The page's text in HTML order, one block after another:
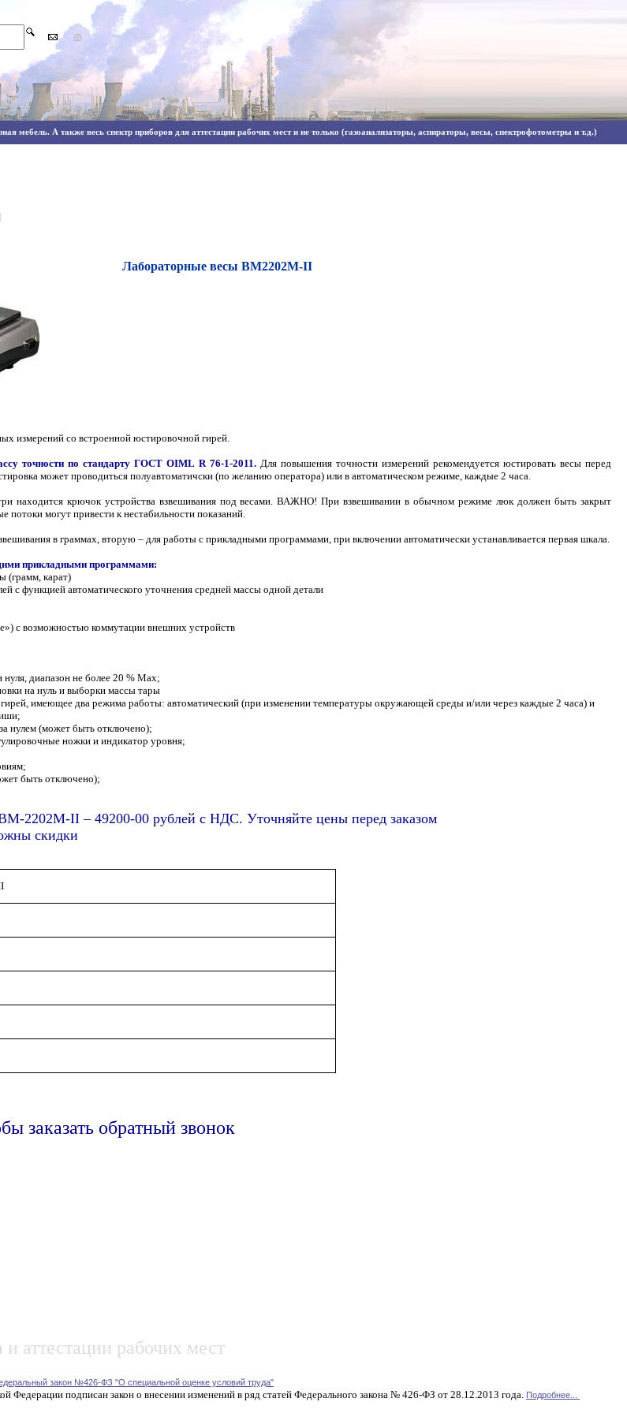
мебель. А также весь спектр приборов для аттестации рабочих мест и не только (газоанализаторы, аспираторы, весы, спектрофотометры и т.д.)
Лабораторные весы ВМ2202М-II
измерений со встроенной юстировочной гирей.
точности по стандарту ГОСТ OIML R 76-1-2011.Для повышения точности измерений рекомендуется юстировать весы перед
может проводиться полуавтоматичски (по желанию оператора) или в автоматическом режиме, каждые 2 часа.
находится крючок устройства взвешивания под весами. ВАЖНО! При взвешивании в обычном режиме люк должен быть закрыт
могут привести к нестабильности показаний.
в граммах, вторую – для работы с прикладными программами, при включении автоматически устанавливается первая шкала.
прикладными программами:
(грамм, карат)
с функцией автоматического уточнения средней массы одной детали
с возможностью коммутации внешних устройств
нуля, диапазон не более 20 % Max;
на нуль и выборки массы тары
имеющее два режима работы: автоматический (при изменении температуры окружающей среды и/или через каждые 2 часа) и
нулем (может быть отключено);
ножки и индикатор уровня;
быть отключено);
2202М-II – 49200-00 рублей с НДС. Уточняйте цены перед заказом
скидки
заказать обратный звонок
аттестации рабочих мест
закон №426-ФЗ "О специальной оценке условий труда"
Федерации подписан закон о внесении изменений в ряд статей Федерального закона № 426-ФЗ от 28.12.2013 года.
Подробнее...